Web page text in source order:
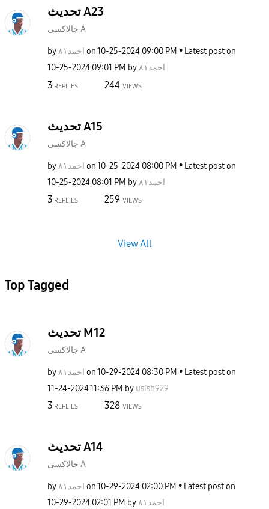
تحديث A23
جالاكسى A
by احمد٨١ on‎10-25-2024 09:00 PM
Latest post on
‎10-25-2024 09:01 PM by احمد٨١
3 REPLIES 244 VIEWS
تحديث A15
جالاكسى A
by احمد٨١ on‎10-25-2024 08:00 PM
Latest post on
‎10-25-2024 08:01 PM by احمد٨١
3 REPLIES 259 VIEWS
View All
Top Tagged
تحديث M12
جالاكسى A
by احمد٨١ on‎10-29-2024 08:30 PM
Latest post on
‎11-24-202411:36 PM by usish929
3 REPLIES 328 VIEWS
تحديث A14
جالاكسى A
by احمد٨١ on‎10-29-2024 02:00 PM
Latest post on
‎10-29-2024 02:01 PM by احمد٨١